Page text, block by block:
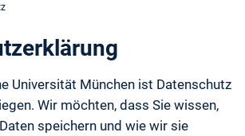
Universität München ist Datenschutz
Wir möchten, dass Sie wissen,
speichern und wie wir sie